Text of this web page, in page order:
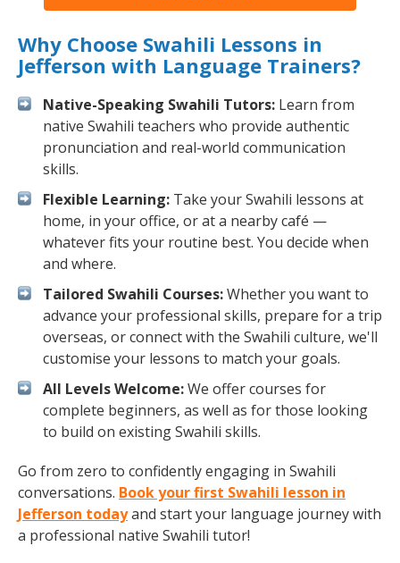
Why Choose Swahili Lessons in
Jefferson with Language Trainers?
Native-Speaking Swahili Tutors: Learn from
native Swahili teachers who provide authentic
pronunciation and real-world communication
skills.
Flexible Learning: Take your Swahili lessons at
home, in your office, or at a nearby café —
whatever fits your routine best. You decide when
and where.
Tailored Swahili Courses:Whether you want to
advance your professional skills, prepare for a trip
overseas, or connect with the Swahili culture, we'll
customise your lessons to match your goals.
All Levels Welcome:We offer courses for
complete beginners, as well as for those looking
to build on existing Swahili skills.
Go from zero to confidently engaging in Swahili
conversations. Book your first Swahili lesson in
Jefferson todayand start your language journey with
a professional native Swahili tutor!